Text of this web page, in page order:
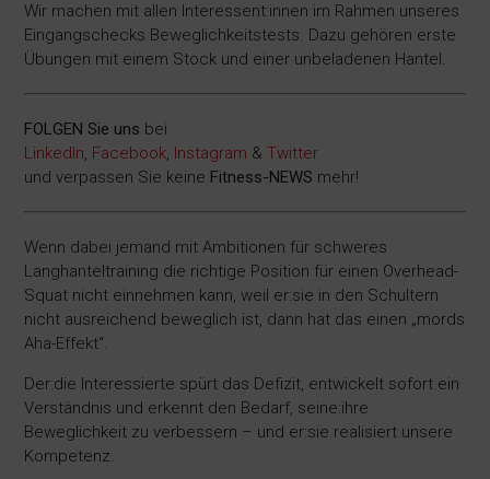
Wir machen mit allen Interessent:innen im Rahmen unseres
Eingangschecks Beweglichkeitstests. Dazu gehören erste
Übungen mit einem Stock und einer unbeladenen Hantel.
FOLGEN Sie uns bei
LinkedIn, Facebook, Instagram &Twitter
und verpassen Sie keine Fitness-NEWS mehr!
Wenn dabei jemand mit Ambitionen für schweres
Langhanteltraining die richtige Position für einen Overhead-
Squat nicht einnehmen kann, weil er:sie in den Schultern
nicht ausreichend beweglich ist, dann hat das einen „mords
Aha-Effekt“.
Der:die Interessierte spürt das Defizit, entwickelt sofort ein
Verständnis und erkennt den Bedarf, seine:ihre
Beweglichkeit zu verbessern – und er:sie realisiert unsere
Kompetenz.